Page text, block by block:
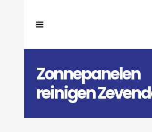
Zonnepanelen
reinigen